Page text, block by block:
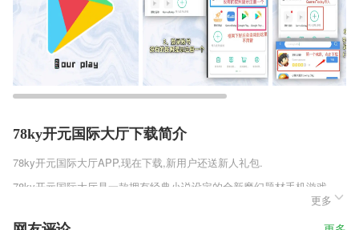
78ky开元国际大厅下载简介
78ky开元国际大厅APP,现在下载,新用户还送新人礼包.
78ky开元国际大厅是一款拥有经典小说设定的全新魔幻题材手机游戏，
熟悉的斗罗大陆将会在这里出现，那些经典的角色也能在这里登场。武魂
和魂环的设定保留了小说中的设定，大量的魂器也能成为战斗的主要战
更多